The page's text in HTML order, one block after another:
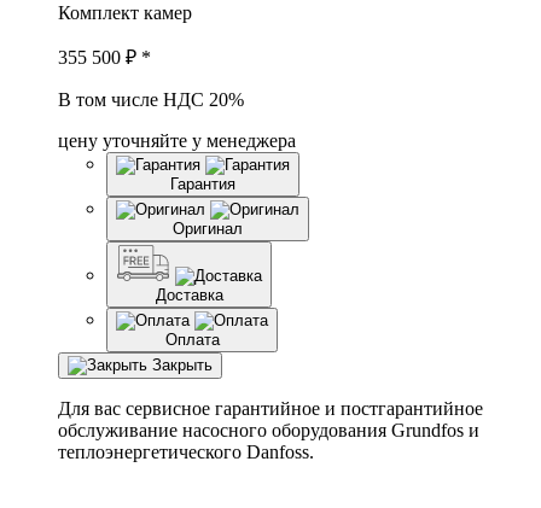
Комплект камер
355 500 ₽ *
В том числе НДС 20%
цену уточняйте у менеджера
Гарантия
Оригинал
Доставка
Оплата
Закрыть
Для вас сервисное гарантийное и постгарантийное
обслуживание насосного оборудования Grundfos и
теплоэнергетического Danfoss.